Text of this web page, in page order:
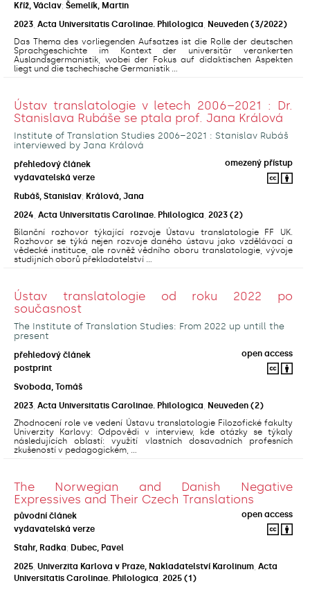
Kříž, Václav; Šemelík, Martin
2023 Acta Universitatis Carolinae. Philologica Neuveden (3/2022)
Das Thema des vorliegenden Aufsatzes ist die Rolle der deutschen
Sprachgeschichte im Kontext der universitär verankerten
Auslandsgermanistik, wobei der Fokus auf didaktischen Aspekten
liegt und die tschechische Germanistik ...
Ústav translatologie v letech 2006–2021 : Dr.
Stanislava Rubáše se ptala prof. Jana Králová
Institute of Translation Studies 2006–2021 : Stanislav Rubáš
interviewed by Jana Králová
přehledový článek
omezený přístup
vydavatelská verze
Rubáš, Stanislav; Králová, Jana
2024 Acta Universitatis Carolinae. Philologica 2023 (2)
Bilanční rozhovor týkající rozvoje Ústavu translatologie FF UK.
Rozhovor se týká nejen rozvoje daného ústavu jako vzdělávací a
vědecké instituce, ale rovněž vědního oboru translatologie, vývoje
studijních oborů překladatelství ...
Ústav translatologie od roku 2022 po
současnost
The Institute of Translation Studies: From 2022 up untill the
present
přehledový článek
open access
postprint
Svoboda, Tomáš
2023 Acta Universitatis Carolinae. Philologica Neuveden (2)
Zhodnocení role ve vedení Ústavu translatologie Filozofické fakulty
Univerzity Karlovy: Odpovědi v interview, kde otázky se týkaly
následujících oblastí: využití vlastních dosavadních profesních
zkušeností v pedagogickém, ...
The Norwegian and Danish Negative
Expressives and Their Czech Translations
původní článek
open access
vydavatelská verze
Stahr, Radka; Dubec, Pavel
2025 Univerzita Karlova v Praze, Nakladatelství Karolinum Acta
Universitatis Carolinae. Philologica 2025 (1)